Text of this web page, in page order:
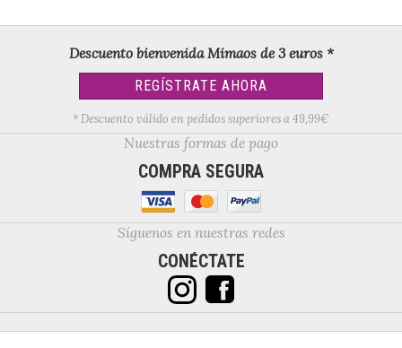
Descuento bienvenida Mimaos de 3 euros *
REGÍSTRATE AHORA
* Descuento válido en pedidos superiores a 49,99€
Nuestras formas de pago
COMPRA SEGURA
Síguenos en nuestras redes
CONÉCTATE